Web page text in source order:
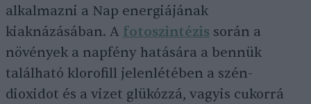
alkalmazni a Nap energiájának
kiaknázásában. A fotoszintézis során a
növények a napfény hatására a bennük
található klorofill jelenlétében a szén-
dioxidot és a vizet glükózzá, vagyis cukorrá